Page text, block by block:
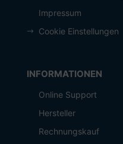
Impressum
Cookie Einstellungen
INFORMATIONEN
Online Support
Hersteller
Rechnungskauf